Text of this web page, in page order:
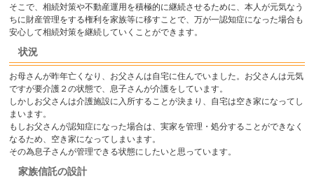
そこで、相続対策や不動産運用を積極的に継続させるために、本人が元気なう
ちに財産管理をする権利を家族等に移すことで、万が一認知症になった場合も
安心して相続対策を継続していくことができます。
状況
お母さんが昨年亡くなり、お父さんは自宅に住んでいました。お父さんは元気
ですが要介護２の状態で、息子さんが介護をしています。
しかしお父さんは介護施設に入所することが決まり、自宅は空き家になってし
まいます。
もしお父さんが認知症になった場合は、実家を管理・処分することができなく
なるため、空き家になってしまいます。
その為息子さんが管理できる状態にしたいと思っています。
家族信託の設計